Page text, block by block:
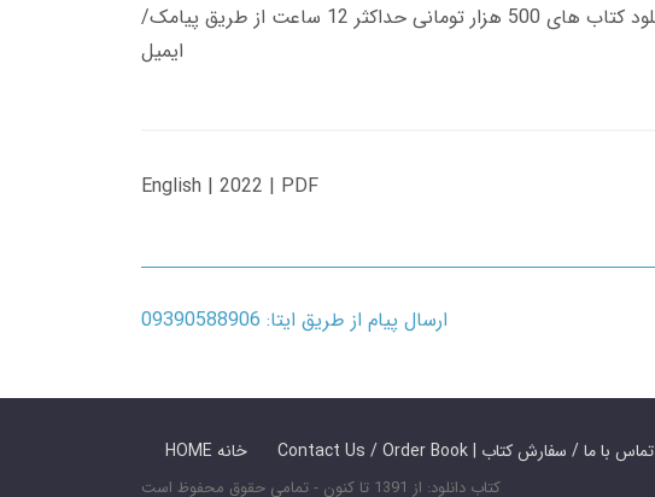
زمان تحویل کتاب های 600 هزار تومانی دانلود فوری از حساب کاربری می باشد، و زمان تحویل لینک دانلود کتاب های 500 هزار تومانی حداکثر 12 ساعت از طریق پیامک/
ایمیل
English | 2022 | PDF
ارسال پیام از طریق ایتا: 09390588906
HOME خانه Contact Us / Order Book | تماس با ما / سفارش کتاب
کتاب دانلود: از 1391 تا کنون - تمامی حقوق محفوظ است